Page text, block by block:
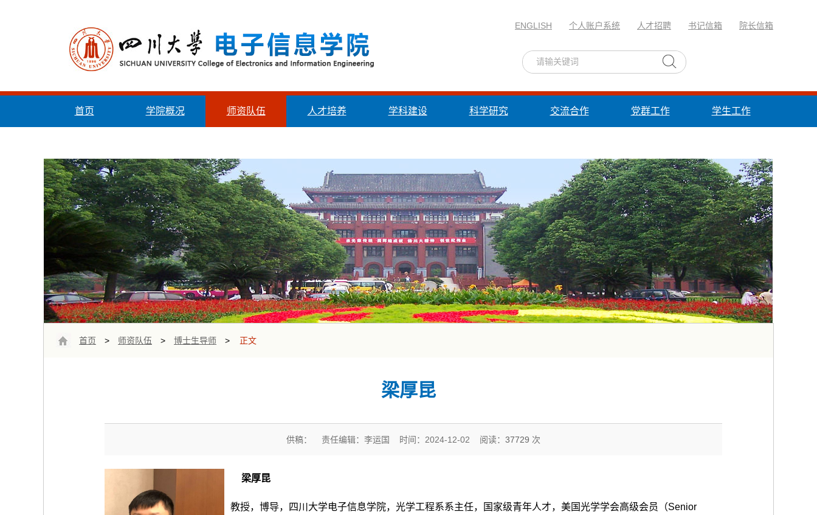
ENGLISH 个人账户系统 人才招聘 书记信箱 院长信箱
首页 学院概况 师资队伍 人才培养 学科建设 科学研究 交流合作 党群工作 学生工作
首页 > 师资队伍 > 博士生导师 > 正文
梁厚昆
供稿： 责任编辑：李运国 时间：2024-12-02 阅读： 37729 次
梁厚昆
教授，博导，四川大学电子信息学院，光学工程系系主任，国家级青年人才，美国光学学会高级会员（Senior